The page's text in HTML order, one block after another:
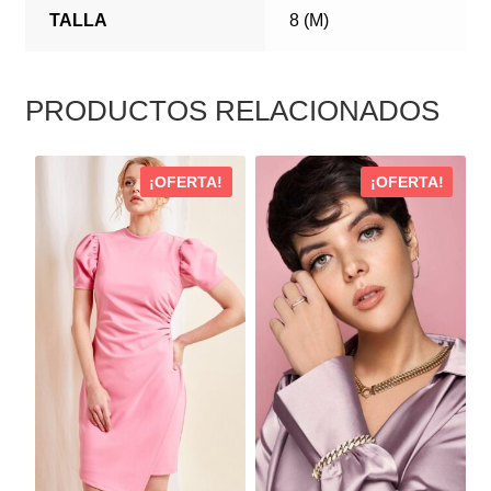
TALLA 8 (M)
PRODUCTOS RELACIONADOS
¡OFERTA!
PRODUCTO
MÚLTIPLES
VARIANTES.
OPCIONES
PUEDEN
ELEGIR
¡OFERTA!
ESTE
PRODUCTO
TIENE
MÚLTIPLES
VARIANTES.
LAS
OPCIONES
PUEDEN
ELEGIR
EN
LA